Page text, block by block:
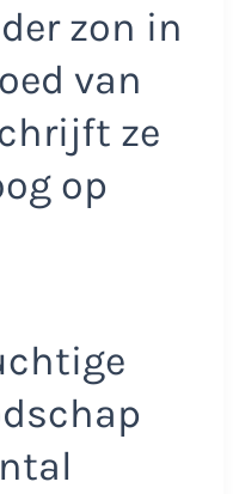
zon in
van
ze
op